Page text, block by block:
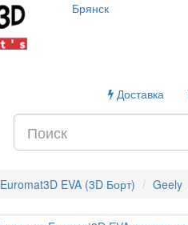
Брянск
Доставка
Euromat3D EVA (3D Борт) Geely